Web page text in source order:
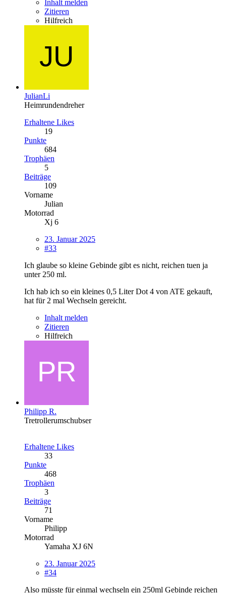
Inhalt melden
Zitieren
Hilfreich
JulianLi
Heimrundendreher
Erhaltene Likes
19
Punkte
684
Trophäen
5
Beiträge
109
Vorname
Julian
Motorrad
Xj 6
23. Januar 2025
#33
Ich glaube so kleine Gebinde gibt es nicht, reichen tuen ja
unter 250 ml.
Ich hab ich so ein kleines 0,5 Liter Dot 4 von ATE gekauft,
hat für 2 mal Wechseln gereicht.
Inhalt melden
Zitieren
Hilfreich
Philipp R.
Tretrollerumschubser
Erhaltene Likes
33
Punkte
468
Trophäen
3
Beiträge
71
Vorname
Philipp
Motorrad
Yamaha XJ 6N
23. Januar 2025
#34
Also müsste für einmal wechseln ein 250ml Gebinde reichen